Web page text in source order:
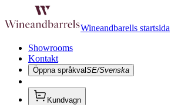
Wineandbarells startsida
Showrooms
Kontakt
Öppna språkvalSE/Svenska
Kundvagn